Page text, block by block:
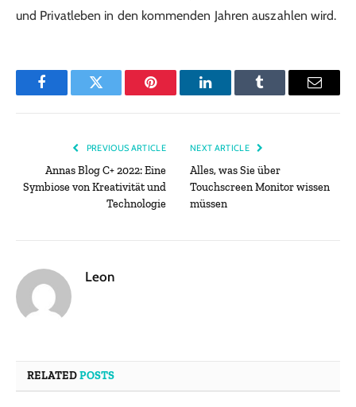
und Privatleben in den kommenden Jahren auszahlen wird.
FacebookTwitter Pinterest LinkedInTumblr Email
PREVIOUS ARTICLE
Annas Blog C+ 2022: Eine
Symbiose von Kreativität und
Technologie
NEXT ARTICLE
Alles, was Sie über
Touchscreen Monitor wissen
müssen
Leon
RELATEDPOSTS